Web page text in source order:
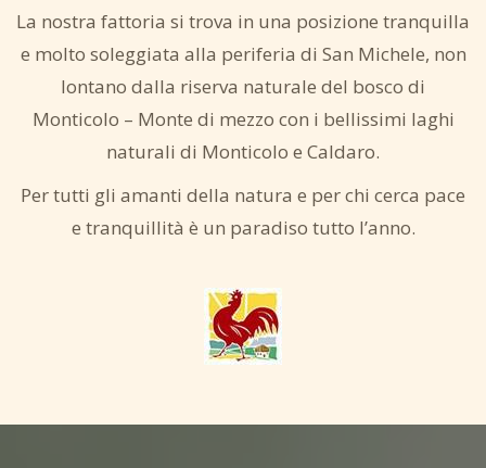
La nostra fattoria si trova in una posizione tranquilla
e molto soleggiata alla periferia di San Michele, non
lontano dalla riserva naturale del bosco di
Monticolo – Monte di mezzo con i bellissimi laghi
naturali di Monticolo e Caldaro.
Per tutti gli amanti della natura e per chi cerca pace
e tranquillità è un paradiso tutto l’anno.